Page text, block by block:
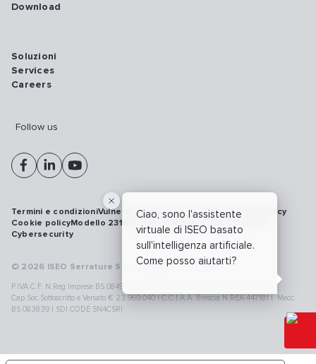
Ciao, sono l'assistente
virtuale di ISEO basato
sull'intelligenza artificiale.
Come posso aiutarti?
Download
Soluzioni
Services
Careers
Follow us
© 2026 ISEO Serrature S.p.A. All right reserved
P.IVA C.F. N.Reg.Imprese BS 08499190018 | Cap.Soc.Deliberato € 24.340.965 |
Cap.Soc.Sottoscritto e Versato € 23.969.040 | C.C.I.A.A. Brescia N.REA 447181 |. Mecc.
BS 083839 | SDI CODE SN4CSRI
Termini e condizioniVulnerability disclosure policyPrivacy policy
Cookie policyModello 231WhistleblowingRichiamo prodotti
Cybersecurity